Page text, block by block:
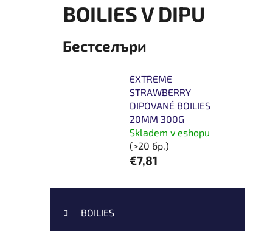
BOILIES V DIPU
Бестселъри
EXTREME
STRAWBERRY
DIPOVANÉ BOILIES
20MM 300G
Skladem v eshopu
(>20 бр.)
€7,81
BOILIES